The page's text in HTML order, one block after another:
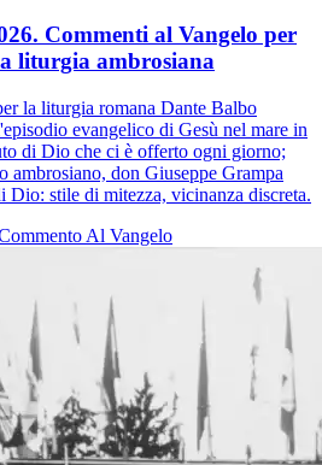
Commenti al Vangelo per
liturgia ambrosiana
la liturgia romana Dante Balbo
evangelico di Gesù nel mare in
di Dio che ci è offerto ogni giorno;
ambrosiano, don Giuseppe Grampa
stile di mitezza, vicinanza discreta.
Al Vangelo